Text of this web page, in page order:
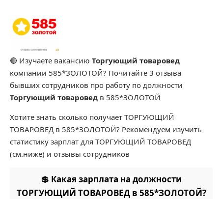
🔴 Изучаете вакансию Торгующий товаровед
компании 585*ЗОЛОТОЙ? Почитайте 3 отзыва
бывших сотрудников про работу по должности
Торгующий товаровед в 585*ЗОЛОТОЙ
Хотите знать сколько получает ТОРГУЮЩИЙ
ТОВАРОВЕД в 585*ЗОЛОТОЙ? Рекомендуем изучить
статистику зарплат для ТОРГУЮЩИЙ ТОВАРОВЕД
(см.ниже) и отзывы сотрудников
💲 Какая зарплата на должности
ТОРГУЮЩИЙ ТОВАРОВЕД в 585*ЗОЛОТОЙ?